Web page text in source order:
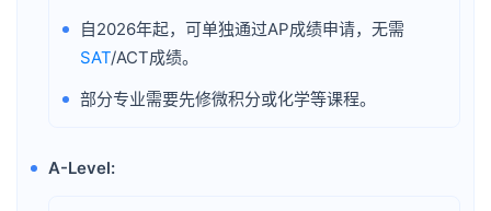
•
自2026年起，可单独通过AP成绩申请，无需
SAT/ACT成绩。
• 部分专业需要先修微积分或化学等课程。
• A-Level: